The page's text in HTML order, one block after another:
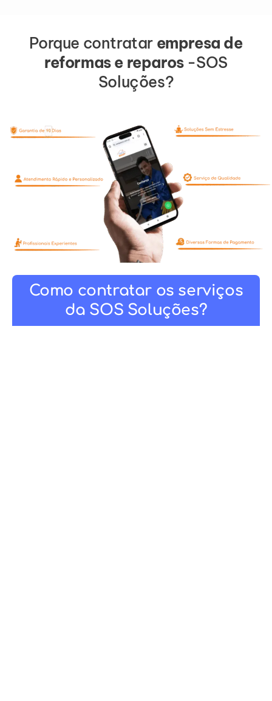
Porque contratarempresa de
reformas e reparos-SOS
Soluções?
Como contratar os serviços
da SOS Soluções?